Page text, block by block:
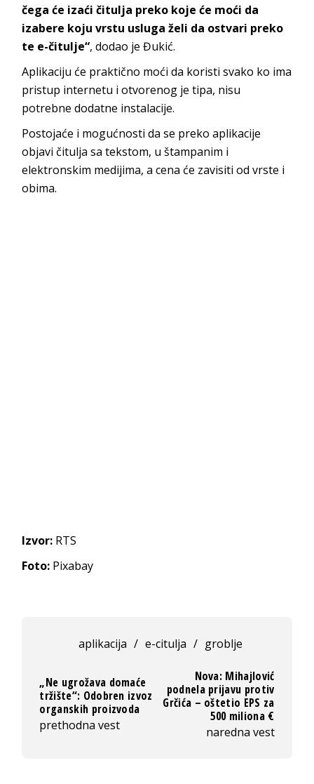
čega će izaći čitulja preko koje će moći da
izabere koju vrstu usluga želi da ostvari preko
te e-čitulje“, dodao je Đukić.
Aplikaciju će praktično moći da koristi svako ko ima
pristup internetu i otvorenog je tipa, nisu
potrebne dodatne instalacije.
Postojaće i mogućnosti da se preko aplikacije
objavi čitulja sa tekstom, u štampanim i
elektronskim medijima, a cena će zavisiti od vrste i
obima.
Izvor: RTS
Foto: Pixabay
aplikacija / e-citulja / groblje
„Ne ugrožava domaće
tržište“: Odobren izvoz
organskih proizvoda
prethodna vest
Nova: Mihajlović
podnela prijavu protiv
Grčića – oštetio EPS za
500 miliona €
naredna vest